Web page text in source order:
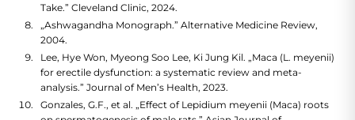
Take.” Cleveland Clinic, 2024.
„Ashwagandha Monograph.” Alternative Medicine Review,
2004.
Lee, Hye Won, Myeong Soo Lee, Ki Jung Kil. „Maca (L. meyenii)
for erectile dysfunction: a systematic review and meta-
analysis.” Journal of Men’s Health, 2023.
Gonzales, G.F., et al. „Effect of Lepidium meyenii (Maca) roots